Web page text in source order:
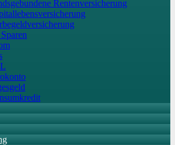
Rentenversicherung